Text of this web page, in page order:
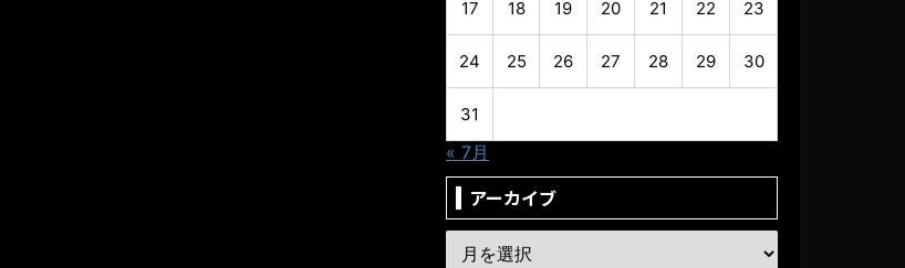
17 18 19 20 21 22 23
24 25 26 27 28 29 30
31
« 7月
アーカイブ